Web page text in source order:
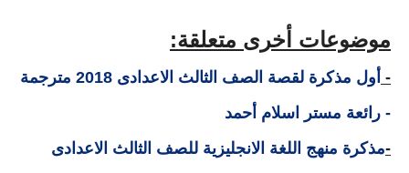
موضوعات أخرى متعلقة:
-
أول مذكرة لقصة الصف الثالث الاعدادى 2018 مترجمة
- رائعة مستر اسلام أحمد
-مذكرة منهج اللغة الانجليزية للصف الثالث الاعدادى